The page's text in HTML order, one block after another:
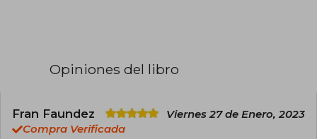
sexual, la neurodiversidad y la asexualidad,
A lo largo de su carrera, Klune ha recibido
Opiniones del libro
Fran Faundez
Viernes 27 de Enero, 2023
Compra Verificada